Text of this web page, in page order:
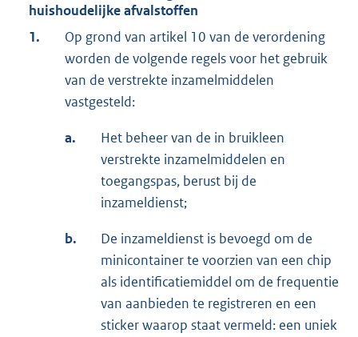
huishoudelijke afvalstoffen
1.
Op grond van artikel 10 van de verordening
worden de volgende regels voor het gebruik
van de verstrekte inzamelmiddelen
vastgesteld:
a.
Het beheer van de in bruikleen
verstrekte inzamelmiddelen en
toegangspas, berust bij de
inzameldienst;
b.
De inzameldienst is bevoegd om de
minicontainer te voorzien van een chip
als identificatiemiddel om de frequentie
van aanbieden te registreren en een
sticker waarop staat vermeld: een uniek